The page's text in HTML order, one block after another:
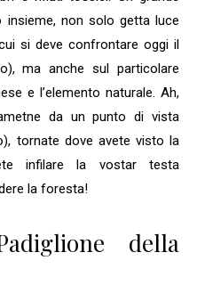
non solo getta luce
si deve confrontare oggi il
ma anche sul particolare
e l’elemento naturale. Ah,
da un punto di vista
tornate dove avete visto la
infilare la vostar testa
la foresta!
della